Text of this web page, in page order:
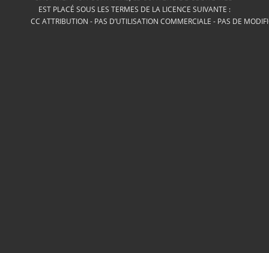
EST PLACÉ SOUS LES TERMES DE LA LICENCE SUIVANTE :
CC ATTRIBUTION - PAS D’UTILISATION COMMERCIALE - PAS DE